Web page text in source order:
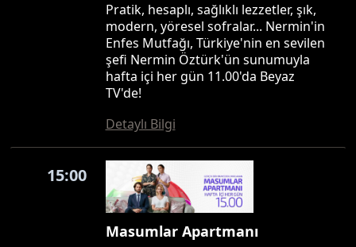
Pratik, hesaplı, sağlıklı lezzetler, şık,
modern, yöresel sofralar... Nermin'in
Enfes Mutfağı, Türkiye'nin en sevilen
şefi Nermin Öztürk'ün sunumuyla
hafta içi her gün 11.00'da Beyaz
TV'de!
Detaylı Bilgi
15:00
Masumlar Apartmanı